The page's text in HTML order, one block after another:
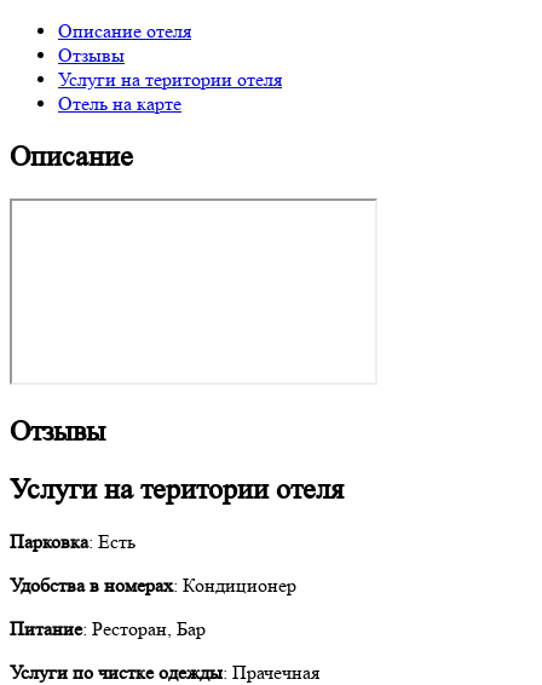
Описание отеля
Отзывы
Услуги на територии отеля
Отель на карте
Описание
Отзывы
Услуги на територии отеля
Парковка: Есть
Удобства в номерах: Кондиционер
Питание: Ресторан, Бар
Услуги по чистке одежды: Прачечная